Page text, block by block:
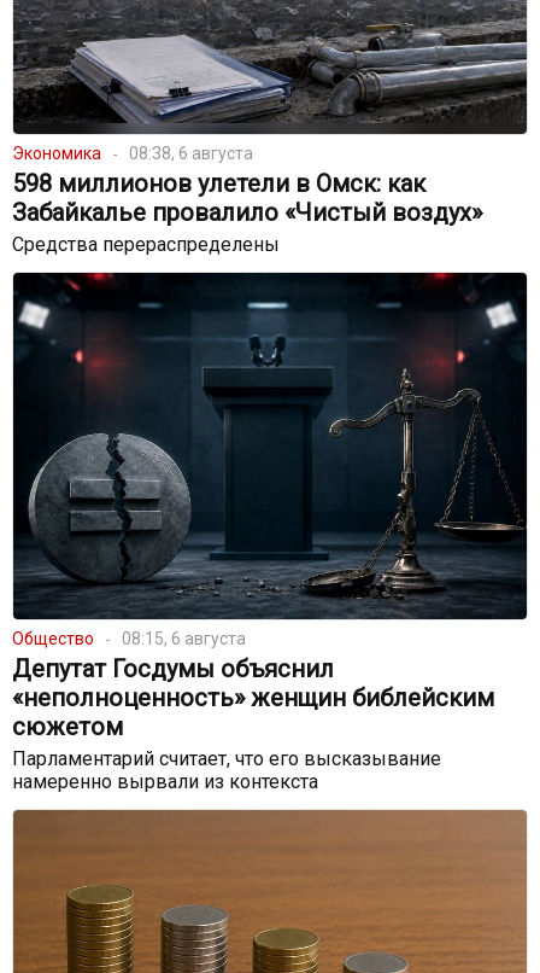
Экономика 08:38, 6 августа
598 миллионов улетели в Омск: как
Забайкалье провалило «Чистый воздух»
Средства перераспределены
Общество 08:15, 6 августа
Депутат Госдумы объяснил
«неполноценность» женщин библейским
сюжетом
Парламентарий считает, что его высказывание
намеренно вырвали из контекста